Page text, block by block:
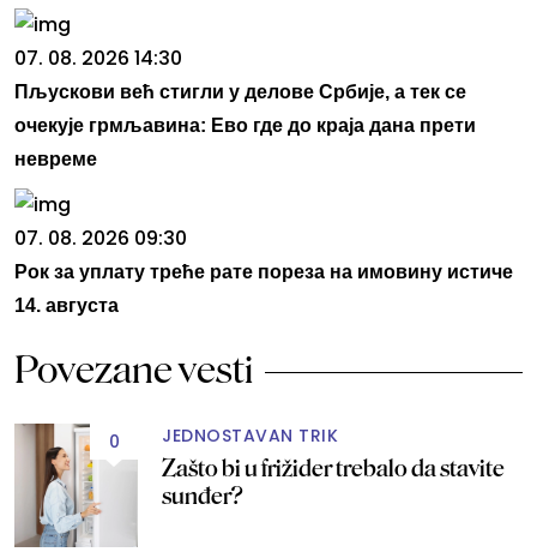
07. 08. 2026 14:30
Пљускови већ стигли у делове Србије, а тек се
очекује грмљавина: Ево где до краја дана прети
невреме
07. 08. 2026 09:30
Рок за уплату треће рате пореза на имовину истиче
14. августа
Povezane vesti
0 JEDNOSTAVAN TRIK
Zašto bi u frižider trebalo da stavite
sunđer?